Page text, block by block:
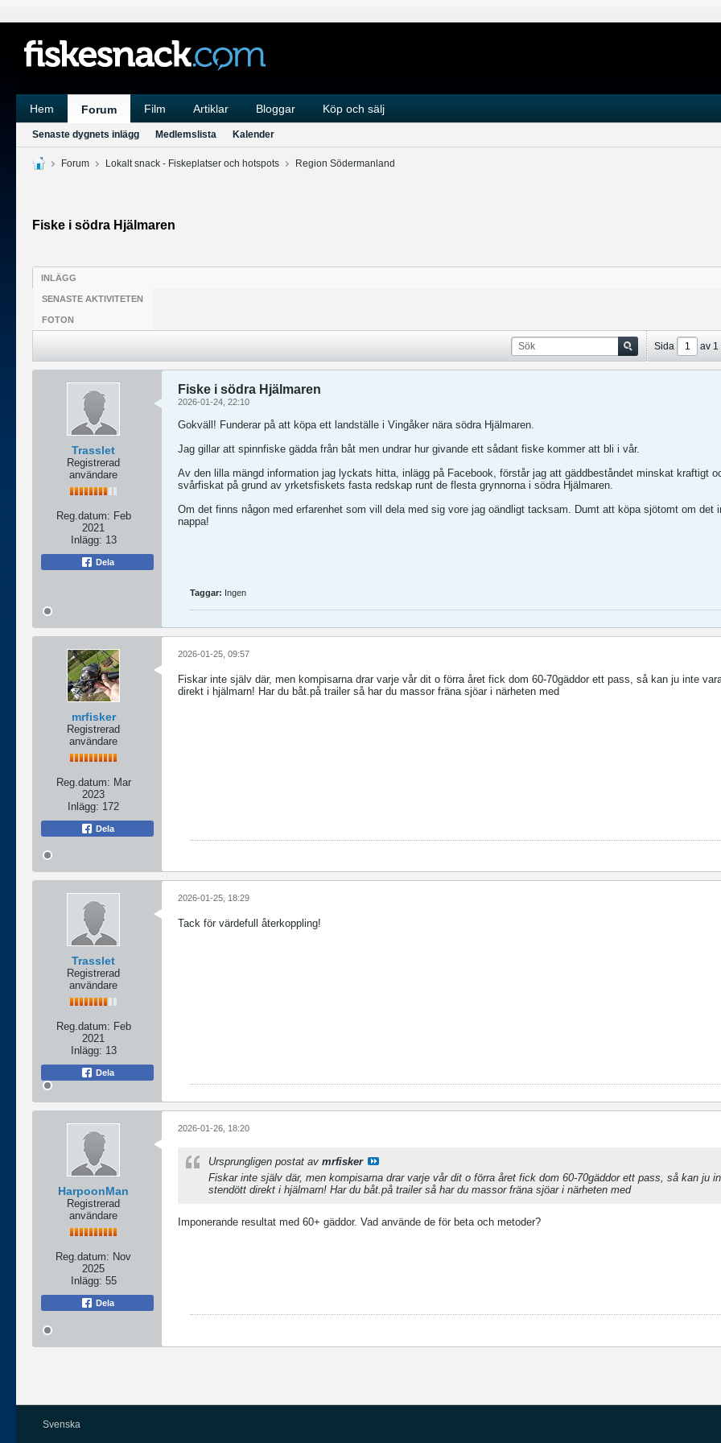
Hem Forum Film Artiklar Bloggar Köp och sälj
Senaste dygnets inlägg Medlemslista Kalender
Forum Lokalt snack - Fiskeplatser och hotspots Region Södermanland
Fiske i södra Hjälmaren
INLÄGG
SENASTE AKTIVITETEN
FOTON
Sida av 1
Trasslet
Registrerad
användare
Reg.datum: Feb
2021
Inlägg: 13
Dela
Fiske i södra Hjälmaren
2026-01-24, 22:10
Gokväll! Funderar på att köpa ett landställe i Vingåker nära södra Hjälmaren.
Jag gillar att spinnfiske gädda från båt men undrar hur givande ett sådant fiske kommer att bli i vår.
Av den lilla mängd information jag lyckats hitta, inlägg på Facebook, förstår jag att gäddbeståndet minskat kraftigt
svårfiskat på grund av yrketsfiskets fasta redskap runt de flesta grynnorna i södra Hjälmaren.
Om det finns någon med erfarenhet som vill dela med sig vore jag oändligt tacksam. Dumt att köpa sjötomt om det
nappa!
Taggar: Ingen
mrfisker
Registrerad
användare
Reg.datum: Mar
2023
Inlägg: 172
Dela
2026-01-25, 09:57
Fiskar inte själv där, men kompisarna drar varje vår dit o förra året fick dom 60-70gäddor ett pass, så kan ju inte
direkt i hjälmarn! Har du båt.på trailer så har du massor fräna sjöar i närheten med
Trasslet
Registrerad
användare
Reg.datum: Feb
2021
Inlägg: 13
Dela
2026-01-25, 18:29
Tack för värdefull återkoppling!
HarpoonMan
Registrerad
användare
Reg.datum: Nov
2025
Inlägg: 55
Dela
2026-01-26, 18:20
Ursprungligen postat av mrfisker
Fiskar inte själv där, men kompisarna drar varje vår dit o förra året fick dom 60-70gäddor ett pass, så kan ju
stendött direkt i hjälmarn! Har du båt.på trailer så har du massor fräna sjöar i närheten med
Imponerande resultat med 60+ gäddor. Vad använde de för beta och metoder?
Svenska